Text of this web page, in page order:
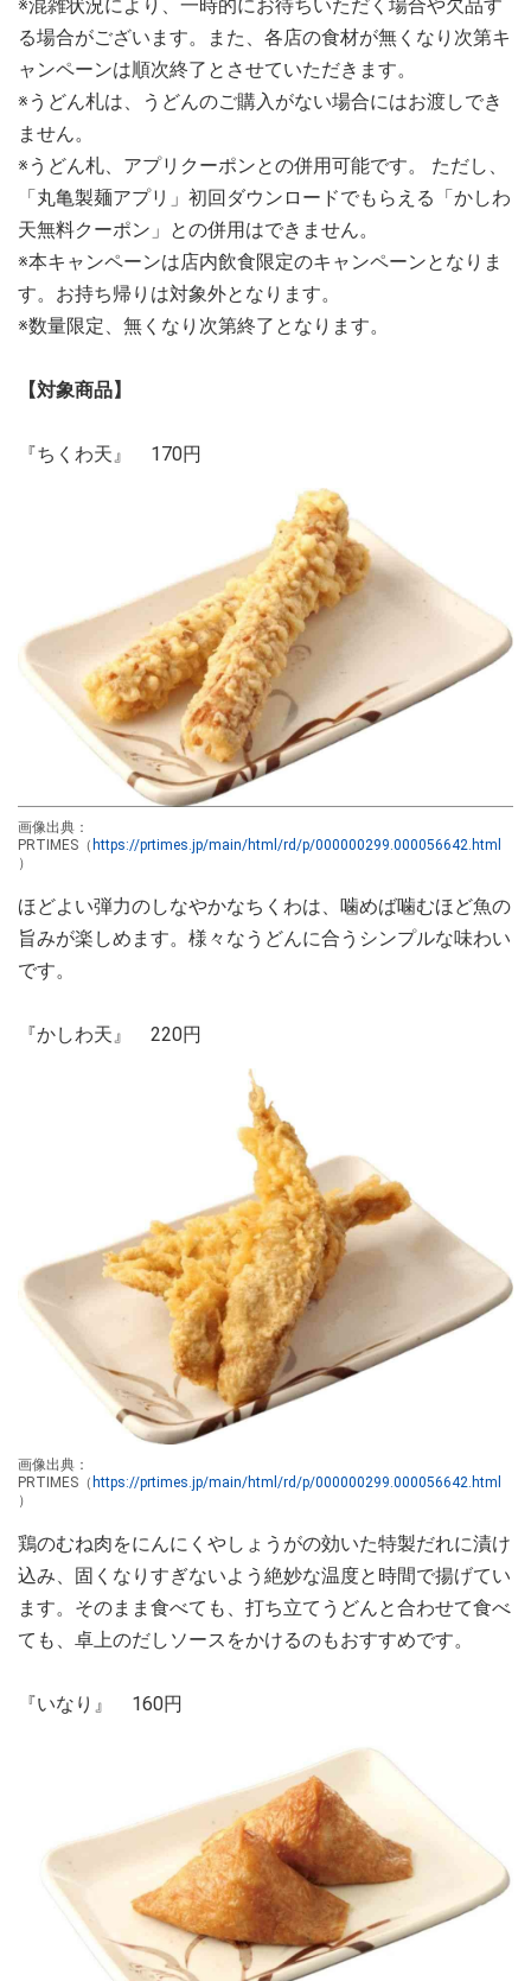
※混雑状況により、一時的にお待ちいただく場合や欠品す
る場合がございます。また、各店の食材が無くなり次第キ
ャンペーンは順次終了とさせていただきます。
※うどん札は、うどんのご購入がない場合にはお渡しでき
ません。
※うどん札、アプリクーポンとの併用可能です。 ただし、
「丸亀製麺アプリ」初回ダウンロードでもらえる「かしわ
天無料クーポン」との併用はできません。
※本キャンペーンは店内飲食限定のキャンペーンとなりま
す。お持ち帰りは対象外となります。
※数量限定、無くなり次第終了となります。
【対象商品】
『ちくわ天』 170円
画像出典：
PRTIMES（ https://prtimes.jp/main/html/rd/p/000000299.000056642.html
）
ほどよい弾力のしなやかなちくわは、噛めば噛むほど魚の
旨みが楽しめます。様々なうどんに合うシンプルな味わい
です。
『かしわ天』 220円
画像出典：
PRTIMES（ https://prtimes.jp/main/html/rd/p/000000299.000056642.html
）
鶏のむね肉をにんにくやしょうがの効いた特製だれに漬け
込み、固くなりすぎないよう絶妙な温度と時間で揚げてい
ます。そのまま食べても、打ち立てうどんと合わせて食べ
ても、卓上のだしソースをかけるのもおすすめです。
『いなり』 160円